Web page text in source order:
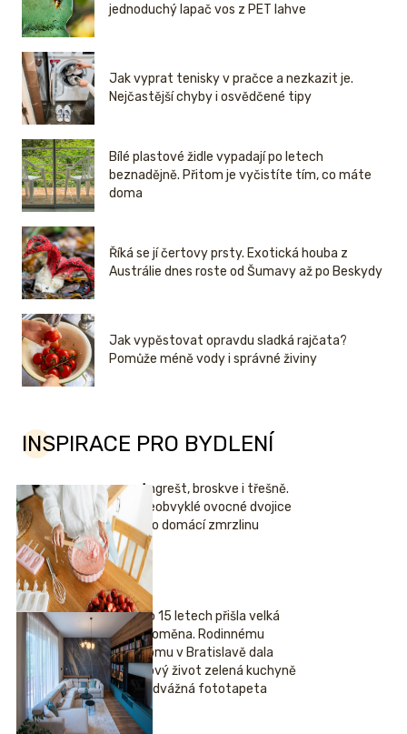
jednoduchý lapač vos z PET lahve
Jak vyprat tenisky v pračce a nezkazit je.
Nejčastější chyby i osvědčené tipy
Bílé plastové židle vypadají po letech
beznadějně. Přitom je vyčistíte tím, co máte
doma
Říká se jí čertovy prsty. Exotická houba z
Austrálie dnes roste od Šumavy až po Beskydy
Jak vypěstovat opravdu sladká rajčata?
Pomůže méně vody i správné živiny
INSPIRACE PRO BYDLENÍ
Angrešt, broskve i třešně.
Neobvyklé ovocné dvojice
pro domácí zmrzlinu
Po 15 letech přišla velká
proměna. Rodinnému
domu v Bratislavě dala
nový život zelená kuchyně
i odvážná fototapeta